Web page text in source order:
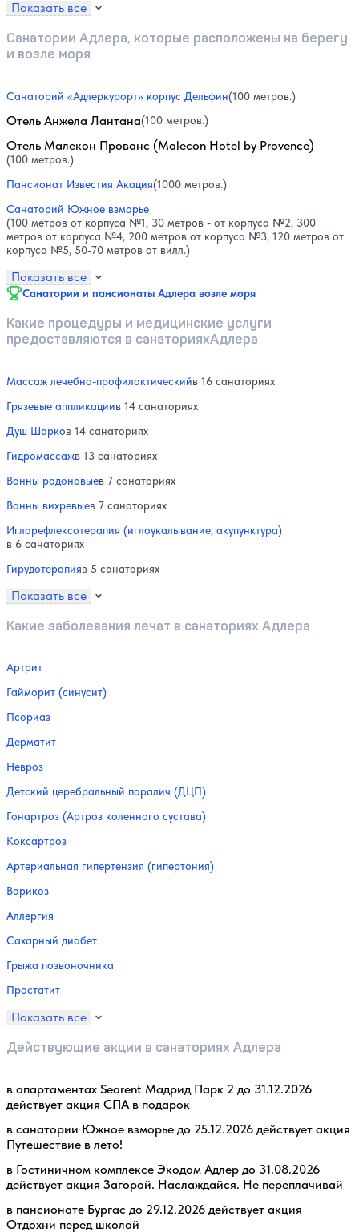
Показать все
Санатории Адлера, которые расположены на берегу
и возле моря
Санаторий «Адлеркурорт» корпус Дельфин(100 метров.)
Отель Анжела Лантана(100 метров.)
Отель Малекон Прованс (Malecon Hotel by Provence)
(100 метров.)
Пансионат Известия Акация(1000 метров.)
Санаторий Южное взморье
(100 метров от корпуса №1, 30 метров - от корпуса №2, 300
метров от корпуса №4, 200 метров от корпуса №3, 120 метров от
корпуса №5, 50-70 метров от вилл.)
Показать все
Санатории и пансионаты Адлера возле моря
Какие процедуры и медицинские услуги
предоставляются в санаторияхАдлера
Массаж лечебно-профилактическийв 16 санаториях
Грязевые аппликациив 14 санаториях
Душ Шарков 14 санаториях
Гидромассажв 13 санаториях
Ванны радоновыев 7 санаториях
Ванны вихревыев 7 санаториях
Иглорефлексотерапия (иглоукалывание, акупунктура)
в 6 санаториях
Гирудотерапияв 5 санаториях
Показать все
Какие заболевания лечат в санаториях Адлера
Артрит
Гайморит (синусит)
Псориаз
Дерматит
Невроз
Детский церебральный паралич (ДЦП)
Гонартроз (Артроз коленного сустава)
Коксартроз
Артериальная гипертензия (гипертония)
Варикоз
Аллергия
Сахарный диабет
Грыжа позвоночника
Простатит
Показать все
Действующие акции в санаториях Адлера
в апартаментах Searent Мадрид Парк 2 до 31.12.2026
действует акция СПА в подарок
в санатории Южное взморье до 25.12.2026 действует акция
Путешествие в лето!
в Гостиничном комплексе Экодом Адлер до 31.08.2026
действует акция Загорай. Наслаждайся. Не переплачивай
в пансионате Бургас до 29.12.2026 действует акция
Отдохни перед школой